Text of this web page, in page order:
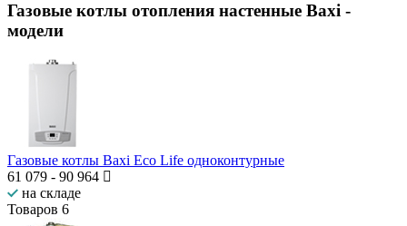
Газовые котлы отопления настенные Baxi -
модели
Газовые котлы Baxi Eco Life одноконтурные
61 079 - 90 964
на складе
Товаров 6